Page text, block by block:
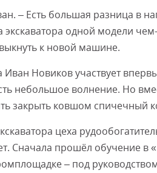
– Есть большая разница в
одной модели
к новой машине.
Новиков участвует
небольшое волнение. Но
закрыть ковшом спичечный
цеха
Сначала прошёл обучение в
– под